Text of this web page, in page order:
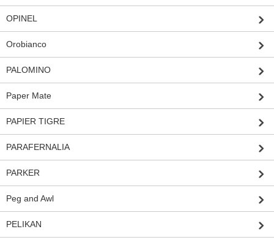
OPINEL
Orobianco
PALOMINO
Paper Mate
PAPIER TIGRE
PARAFERNALIA
PARKER
Peg and Awl
PELIKAN